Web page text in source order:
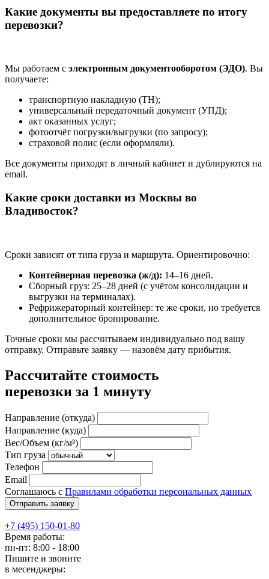
Какие документы вы предоставляете по итогу
перевозки?
Мы работаем с электронным документооборотом (ЭДО). Вы
получаете:
транспортную накладную (ТН);
универсальный передаточный документ (УПД);
акт оказанных услуг;
фотоотчёт погрузки/выгрузки (по запросу);
страховой полис (если оформляли).
Все документы приходят в личный кабинет и дублируются на
email.
Какие сроки доставки из Москвы во
Владивосток?
Сроки зависят от типа груза и маршрута. Ориентировочно:
Контейнерная перевозка (ж/д): 14–16 дней.
Сборный груз: 25–28 дней (с учётом консолидации и
выгрузки на терминалах).
Рефрижераторный контейнер: те же сроки, но требуется
дополнительное бронирование.
Точные сроки мы рассчитываем индивидуально под вашу
отправку. Отправьте заявку — назовём дату прибытия.
Рассчитайте стоимость
перевозки за 1 минуту
Направление (откуда)
Направление (куда)
Вес/Объем (кг/м³)
Тип груза
Телефон
Email
Соглашаюсь с Правилами обработки персональных данных
+7 (495) 150-01-80
Время работы:
пн-пт: 8:00 - 18:00
Пишите и звоните
в месенджеры: